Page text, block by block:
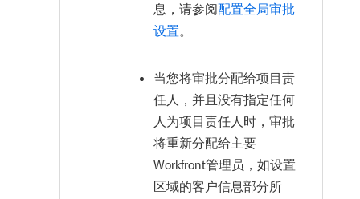
息，请参阅配置全局审批
设置。
当您将审批分配给项目责
任人，并且没有指定任何
人为项目责任人时，审批
将重新分配给主要
Workfront管理员，如设置
区域的客户信息部分所